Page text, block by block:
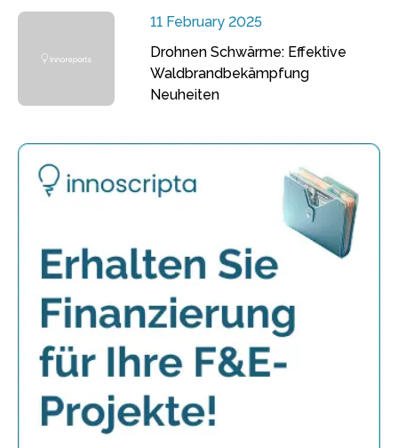
11 February 2025
Drohnen Schwärme: Effektive
Waldbrandbekämpfung
Neuheiten